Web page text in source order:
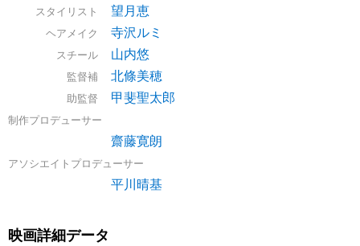
スタイリスト 望月恵
ヘアメイク 寺沢ルミ
スチール 山内悠
監督補 北條美穂
助監督 甲斐聖太郎
制作プロデューサー
齋藤寛朗
アソシエイトプロデューサー
平川晴基
映画詳細データ